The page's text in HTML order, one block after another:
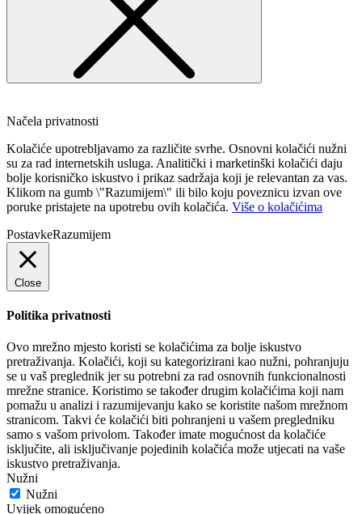
Načela privatnosti
Kolačiće upotrebljavamo za različite svrhe. Osnovni kolačići nužni
su za rad internetskih usluga. Analitički i marketinški kolačići daju
bolje korisničko iskustvo i prikaz sadržaja koji je relevantan za vas.
Klikom na gumb \"Razumijem\" ili bilo koju poveznicu izvan ove
poruke pristajete na upotrebu ovih kolačića. Više o kolačićima
PostavkeRazumijem
Close
Politika privatnosti
Ovo mrežno mjesto koristi se kolačićima za bolje iskustvo
pretraživanja. Kolačići, koji su kategorizirani kao nužni, pohranjuju
se u vaš preglednik jer su potrebni za rad osnovnih funkcionalnosti
mrežne stranice. Koristimo se također drugim kolačićima koji nam
pomažu u analizi i razumijevanju kako se koristite našom mrežnom
stranicom. Takvi će kolačići biti pohranjeni u vašem pregledniku
samo s vašom privolom. Također imate mogućnost da kolačiće
isključite, ali isključivanje pojedinih kolačića može utjecati na vaše
iskustvo pretraživanja.
Nužni
Nužni
Uvijek omogućeno